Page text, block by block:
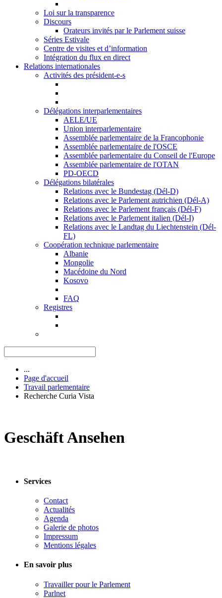
Loi sur la transparence
Discours
Orateurs invités par le Parlement suisse
Séries Estivale
Centre de visites et d’information
Intégration du flux en direct
Relations internationales
Activités des président-e-s
Délégations interparlementaires
AELE/UE
Union interparlementaire
Assemblée parlementaire de la Francophonie
Assemblée parlementaire de l'OSCE
Assemblée parlementaire du Conseil de l'Europe
Assemblée parlementaire de l'OTAN
PD-OECD
Délégations bilatérales
Relations avec le Bundestag (Dél-D)
Relations avec le Parlement autrichien (Dél-A)
Relations avec le Parlement français (Dél-F)
Relations avec le Parlement italien (Dél-I)
Relations avec le Landtag du Liechtenstein (Dél-
FL)
Coopération technique parlementaire
Albanie
Mongolie
Macédoine du Nord
Kosovo
FAQ
Registres
...
Page d'accueil
Travail parlementaire
Recherche Curia Vista
Geschäft Ansehen
Services
Contact
Actualités
Agenda
Galerie de photos
Impressum
Mentions légales
En savoir plus
Travailler pour le Parlement
Parlnet